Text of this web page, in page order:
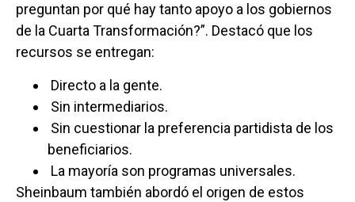
preguntan por qué hay tanto apoyo a los gobiernos
de la Cuarta Transformación?”. Destacó que los
recursos se entregan:
Directo a la gente.
Sin intermediarios.
Sin cuestionar la preferencia partidista de los
beneficiarios.
La mayoría son programas universales.
Sheinbaum también abordó el origen de estos